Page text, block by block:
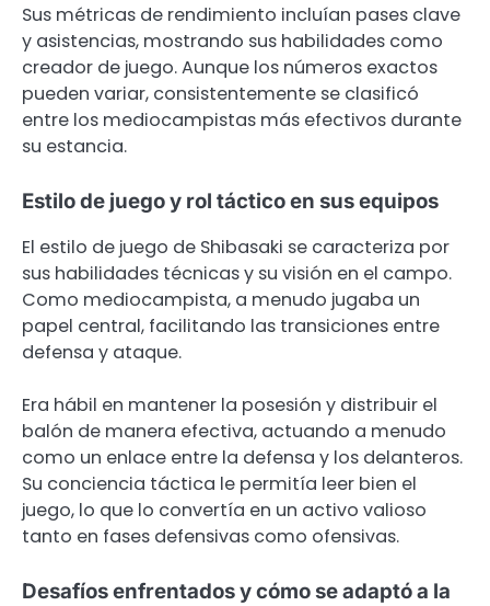
Sus métricas de rendimiento incluían pases clave
y asistencias, mostrando sus habilidades como
creador de juego. Aunque los números exactos
pueden variar, consistentemente se clasificó
entre los mediocampistas más efectivos durante
su estancia.
Estilo de juego y rol táctico en sus equipos
El estilo de juego de Shibasaki se caracteriza por
sus habilidades técnicas y su visión en el campo.
Como mediocampista, a menudo jugaba un
papel central, facilitando las transiciones entre
defensa y ataque.
Era hábil en mantener la posesión y distribuir el
balón de manera efectiva, actuando a menudo
como un enlace entre la defensa y los delanteros.
Su conciencia táctica le permitía leer bien el
juego, lo que lo convertía en un activo valioso
tanto en fases defensivas como ofensivas.
Desafíos enfrentados y cómo se adaptó a la